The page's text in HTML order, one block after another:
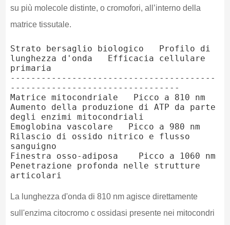
su più molecole distinte, o cromofori, all’interno della
matrice tissutale.
Strato bersaglio biologico   Profilo di
lunghezza d'onda   Efficacia cellulare
primaria
----------------------------------------
---------------------------------
Matrice mitocondriale   Picco a 810 nm
Aumento della produzione di ATP da parte
degli enzimi mitocondriali
Emoglobina vascolare   Picco a 980 nm
Rilascio di ossido nitrico e flusso
sanguigno
Finestra osso-adiposa    Picco a 1060 nm
Penetrazione profonda nelle strutture
La lunghezza d'onda di 810 nm agisce direttamente
sull'enzima citocromo c ossidasi presente nei mitocondri